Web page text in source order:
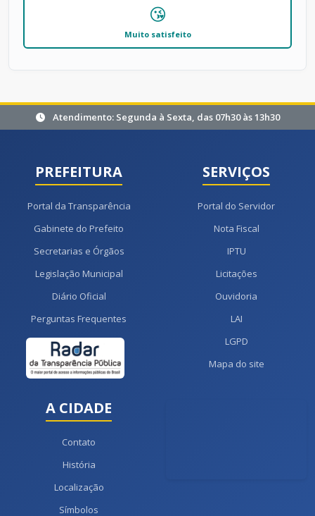
😘
Muito satisfeito
Atendimento: Segunda à Sexta, das 07h30 às 13h30
PREFEITURA
Portal da Transparência
Gabinete do Prefeito
Secretarias e Órgãos
Legislação Municipal
Diário Oficial
Perguntas Frequentes
SERVIÇOS
Portal do Servidor
Nota Fiscal
IPTU
Licitações
Ouvidoria
LAI
LGPD
Mapa do site
A CIDADE
Contato
História
Localização
Símbolos